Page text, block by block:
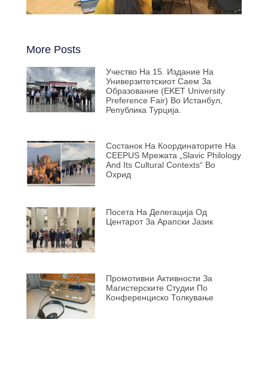
More Posts
Учество На 15. Издание На
Универзитетскиот Саем За
Образование (EKET University
Preference Fair) Во Истанбул,
Република Турција.
Состанок На Координаторите На
CEEPUS Мрежата „Slavic Philology
And Its Cultural Contexts“ Во
Охрид
Посета На Делегација Од
Центарот За Арапски Јазик
Промотивни Активности За
Магистерските Студии По
Конференциско Толкување